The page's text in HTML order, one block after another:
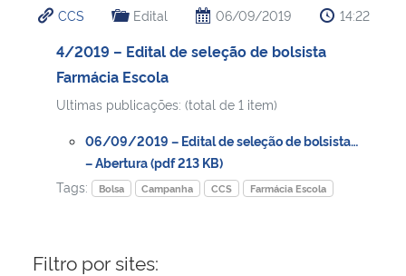
Ministério da Cidadania
Ministério de Minas e Energia
Ministério da Ciência, Tecnologia, Inovações e Comunicações
Ministério do Turismo
CCS Edital 06/09/2019 14:22
4/2019 – Edital de seleção de bolsista
Farmácia Escola
Ultimas publicações: (total de 1 item)
06/09/2019 – Edital de seleção de bolsista…
– Abertura (pdf 213 KB)
Tags:
Bolsa Campanha CCS Farmácia Escola
Filtro por sites: